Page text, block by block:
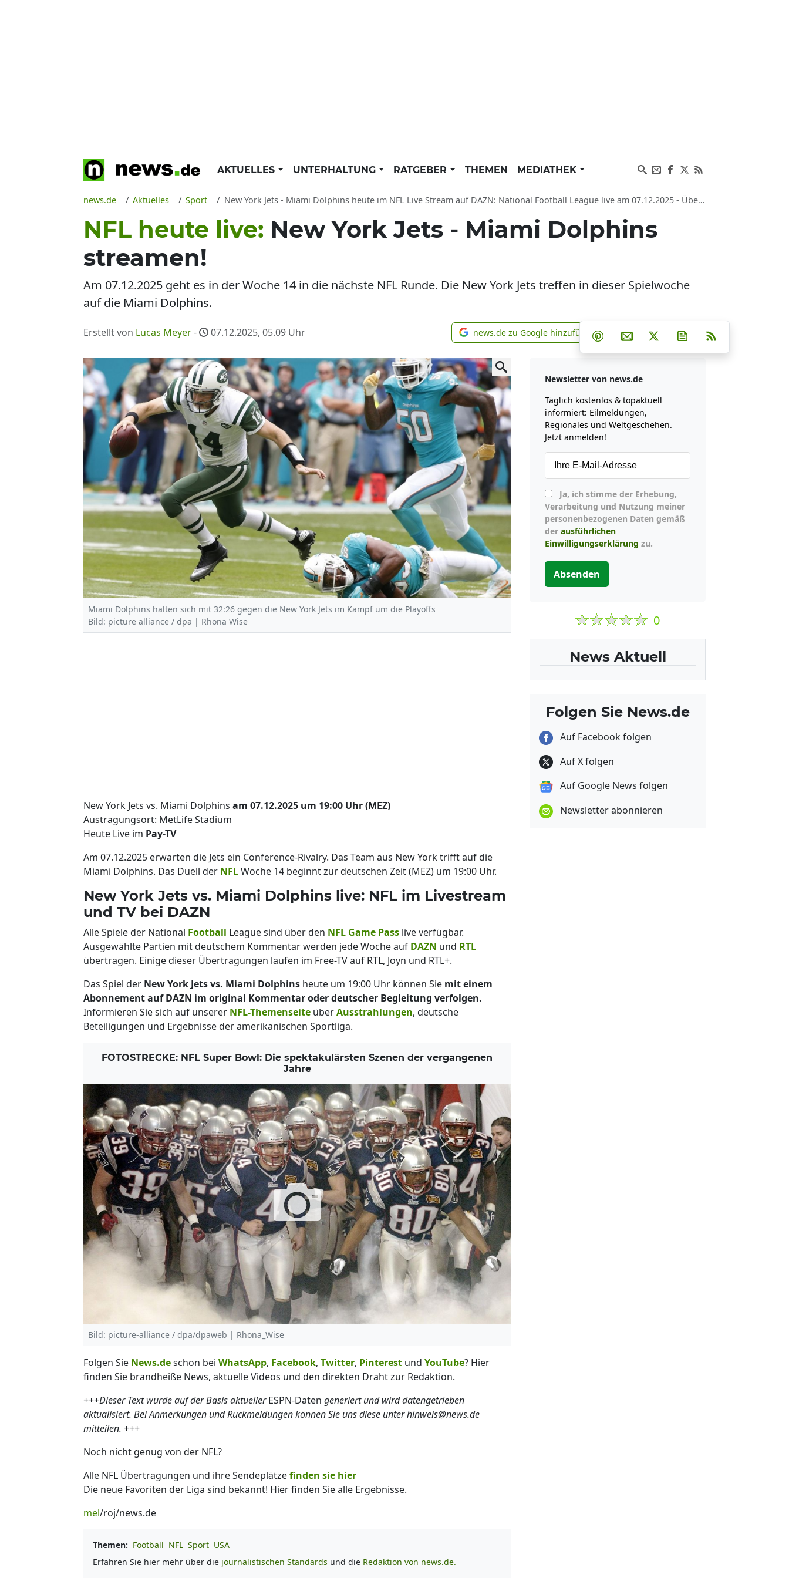
AKTUELLES UNTERHALTUNG RATGEBER THEMEN MEDIATHEK
news.de Aktuelles Sport New York Jets - Miami Dolphins heute im NFL Live Stream auf DAZN: National Football League live am 07.12.2025 - Übertragung und Spieltermine vom 07.12.2025
NFL heute live: New York Jets - Miami Dolphins
streamen!
Am 07.12.2025 geht es in der Woche 14 in die nächste NFL Runde. Die New York Jets treffen in dieser Spielwoche
auf die Miami Dolphins.
Erstellt von Lucas Meyer- 07.12.2025, 05.09 Uhr news.de zu Google hinzufügen
news.de zu Google hinzufügen Teilen auf Facebook
Teilen auf Whatsapp
Teilen auf Telegram
Teilen auf Pinterest
Per E-Mail teilen
Post auf XNewsletter
Miami Dolphins halten sich mit 32:26 gegen die New York Jets im Kampf um die Playoffs
Bild: picture alliance / dpa | Rhona Wise
New York Jets vs. Miami Dolphins am 07.12.2025 um 19:00 Uhr (MEZ)
Austragungsort: MetLife Stadium
Heute Live im Pay-TV
Am 07.12.2025 erwarten die Jets ein Conference-Rivalry. Das Team aus New York trifft auf die
Miami Dolphins. Das Duell der NFLWoche 14 beginnt zur deutschen Zeit (MEZ) um 19:00 Uhr.
New York Jets vs. Miami Dolphins live: NFL im Livestream
und TV bei DAZN
Alle Spiele der National Football League sind über den NFL Game Pass live verfügbar.
Ausgewählte Partien mit deutschem Kommentar werden jede Woche auf DAZN und RTL
übertragen. Einige dieser Übertragungen laufen im Free-TV auf RTL, Joyn und RTL+.
Das Spiel der New York Jets vs. Miami Dolphins heute um 19:00 Uhr können Sie mit einem
Abonnement auf DAZN im original Kommentar oder deutscher Begleitung verfolgen.
Informieren Sie sich auf unserer NFL-Themenseite überAusstrahlungen, deutsche
Beteiligungen und Ergebnisse der amerikanischen Sportliga.
FOTOSTRECKE: NFL Super Bowl: Die spektakulärsten Szenen der vergangenen
Jahre
Bild: picture-alliance / dpa/dpaweb | Rhona_Wise
Folgen Sie News.deschon bei WhatsApp, Facebook, Twitter, Pinterest und YouTube? Hier
finden Sie brandheiße News, aktuelle Videos und den direkten Draht zur Redaktion.
+++Dieser Text wurde auf der Basis aktuellerESPN-Daten generiert und wird datengetrieben
aktualisiert. Bei Anmerkungen und Rückmeldungen können Sie uns diese unter hinweis@news.de
mitteilen. +++
Noch nicht genug von der NFL?
Alle NFL Übertragungen und ihre Sendeplätzefinden sie hier
Die neue Favoriten der Liga sind bekannt! Hier finden Sie alle Ergebnisse.
mel/roj/news.de
Themen: Football NFL Sport USA
Erfahren Sie hier mehr über die journalistischen Standards und die Redaktion von news.de.
Newsletter von news.de
Täglich kostenlos & topaktuell
informiert: Eilmeldungen,
Regionales und Weltgeschehen.
Jetzt anmelden!
Verarbeitung und Nutzung meiner
personenbezogenen Daten gemäß
der ausführlichen
Einwilligungserklärung zu.
Absenden
0
News Aktuell
Folgen Sie News.de
Auf Facebook folgen
Auf X folgen
Auf Google News folgen
Newsletter abonnieren